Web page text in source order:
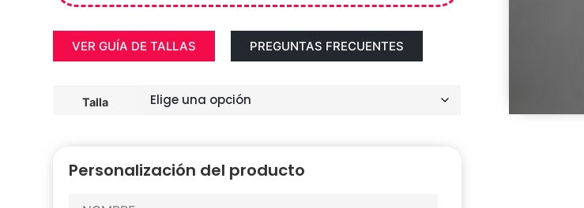
VER GUÍA DE TALLAS PREGUNTAS FRECUENTES
Talla
Personalización del producto